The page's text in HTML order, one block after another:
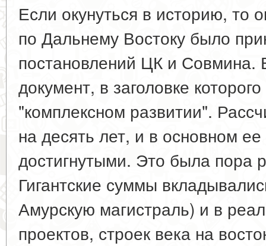
Если окунуться в историю, то
по Дальнему Востоку было
постановлений ЦК и Совмина.
документ, в заголовке
"комплексном развитии".
на десять лет, и в основном
достигнутыми. Это была пора
Гигантские суммы
Амурскую магистраль) и в
проектов, строек века на